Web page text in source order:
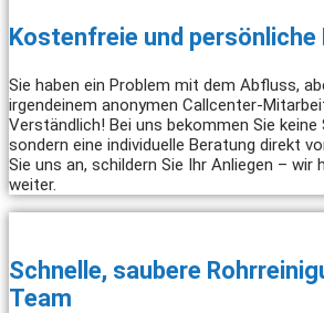
Kostenfreie und persönliche
Sie haben ein Problem mit dem Abfluss,
irgendeinem anonymen Callcenter-
Verständlich! Bei uns bekommen Sie
sondern eine individuelle Beratung direkt
Sie uns an, schildern Sie Ihr Anliegen – wir
weiter.
Schnelle, saubere
Team